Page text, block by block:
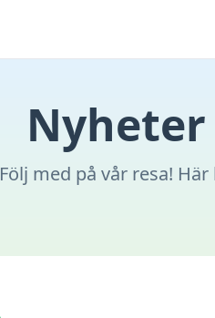
Följ med på vår resa!